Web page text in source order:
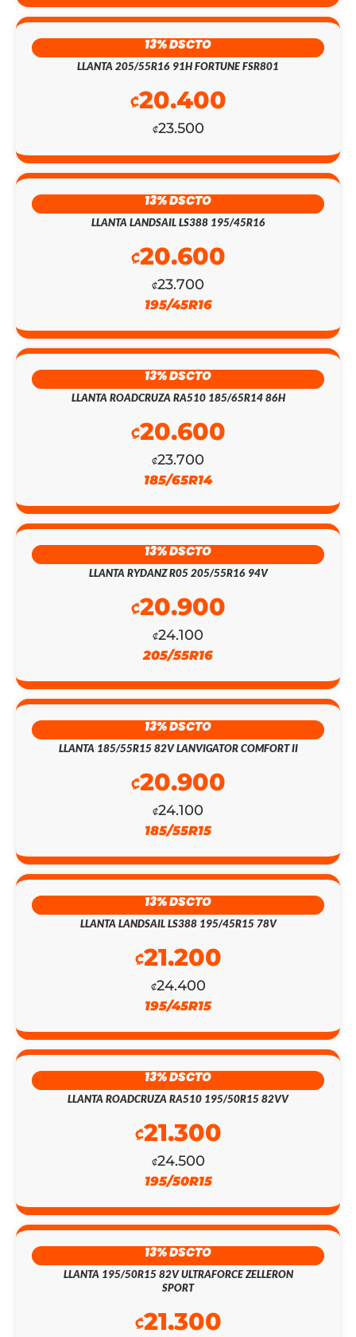
13% DSCTO
LLANTA 205/55R16 91H FORTUNE FSR801
₡23.500
₡20.400
13% DSCTO
LLANTA LANDSAIL LS388 195/45R16
₡23.700
₡20.600
195/45R16
13% DSCTO
LLANTA ROADCRUZA RA510 185/65R14 86H
₡23.700
₡20.600
185/65R14
13% DSCTO
LLANTA RYDANZ R05 205/55R16 94V
₡24.100
₡20.900
205/55R16
13% DSCTO
LLANTA 185/55R15 82V LANVIGATOR COMFORT II
₡24.100
₡20.900
185/55R15
13% DSCTO
LLANTA LANDSAIL LS388 195/45R15 78V
₡24.400
₡21.200
195/45R15
13% DSCTO
LLANTA ROADCRUZA RA510 195/50R15 82VV
₡24.500
₡21.300
195/50R15
13% DSCTO
LLANTA 195/50R15 82V ULTRAFORCE ZELLERON
SPORT
₡21.300
PRECIO
ORIGINAL
PRECIO
ACTUAL
ERA:
₡153.400.
ES:
₡133.350.
EL
PRECIO
EL
PRECIO